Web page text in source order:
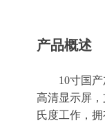
产品概述
10寸国产
高清显示屏，
氏度工作 ， 拥